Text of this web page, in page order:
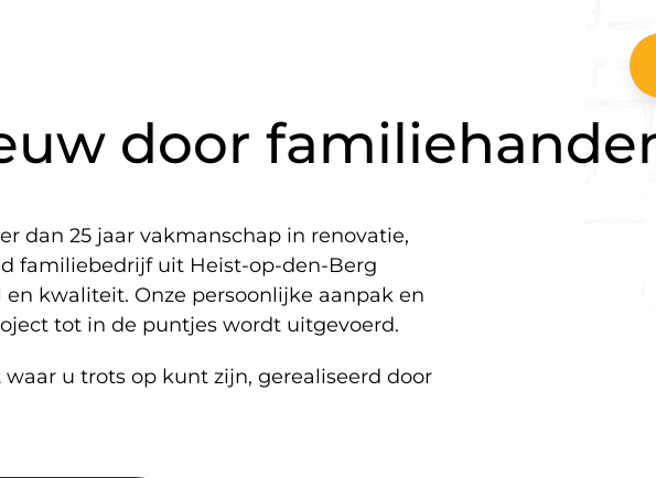
en
door NSS-
den-Berg
en
door
dan 25 jaar vakmanschap in renovatie,
familiebedrijf uit Heist-op-den-Berg
kwaliteit. Onze persoonlijke aanpak en
tot in de puntjes wordt uitgevoerd.
u trots op kunt zijn, gerealiseerd door